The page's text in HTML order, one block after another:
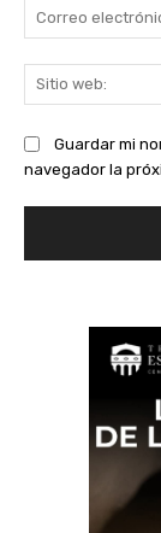
Guardar mi
navegador la